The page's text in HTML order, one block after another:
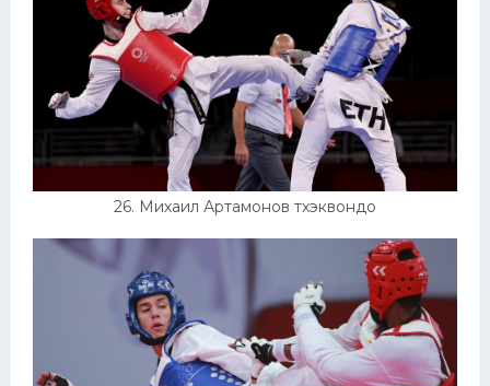
26. Михаил Артамонов тхэквондо